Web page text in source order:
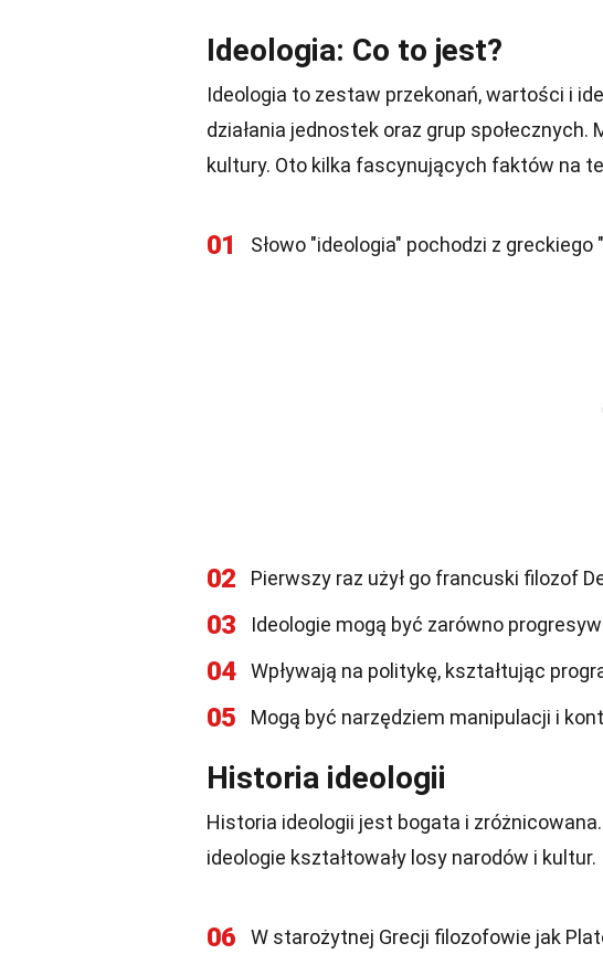
Ideologia: Co to jest?
Ideologia to zestaw przekonań, wartości i
działania jednostek oraz grup
kultury. Oto kilka fascynujących faktów na
01 Słowo "ideologia" pochodzi z greckiego
02 Pierwszy raz użył go francuski filozof
03 Ideologie mogą być zarówno
04 Wpływają na politykę, kształtując
05 Mogą być narzędziem manipulacji i
Historia ideologii
Historia ideologii jest bogata i
ideologie kształtowały losy narodów i kultur.
06
W starożytnej Grecji filozofowie jak